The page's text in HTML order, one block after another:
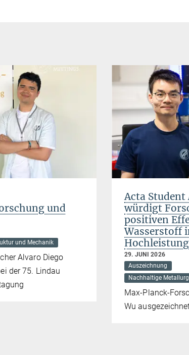
und
und Mechanik
Alvaro Diego
der 75. Lindau
Acta Student
würdigt
positiven
Wasserstoff
29. JUNI 2026
Auszeichnung
Nachhaltige
Max-Planck-
Wu